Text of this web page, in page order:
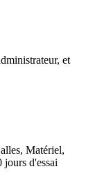
et
Matériel,
d'essai